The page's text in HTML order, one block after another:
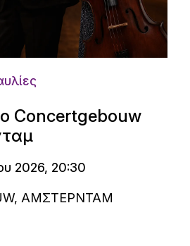
Concertgebouw
2026, 20:30
ΑΜΣΤΕΡΝΤΑΜ